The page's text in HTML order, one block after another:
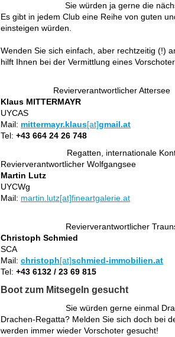
Sie würden ja gerne die
Es gibt in jedem Club eine Reihe von guten
einsteigen würden.
Wenden Sie sich einfach, aber rechtzeitig (!)
hilft Ihnen bei der Vermittlung eines
Revierverantwortlicher Attersee
Klaus MITTERMAYR
UYCAS
Mail: mittermayr.klaus[at]gmail.at
Tel: +43 664 24 26 748
Regatten, internationale
Revierverantwortlicher Wolfgangsee
Martin Lutz
UYCWg
Mail: martin.lutz[at]fineartgalerie.at
Revierverantwortlicher
Christoph Schmied
SCA
Mail: christoph[at]schmied-immobilien.at
Tel: +43 6132 / 23 69 815
Boot zum Mitsegeln gesucht
Sie würden gerne einmal
Drachen-Regatta? Melden Sie sich doch bei
werden immer wieder Vorschoter gesucht!